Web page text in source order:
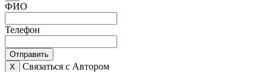
ФИО
Телефон
Отправить
X
Связаться с Автором